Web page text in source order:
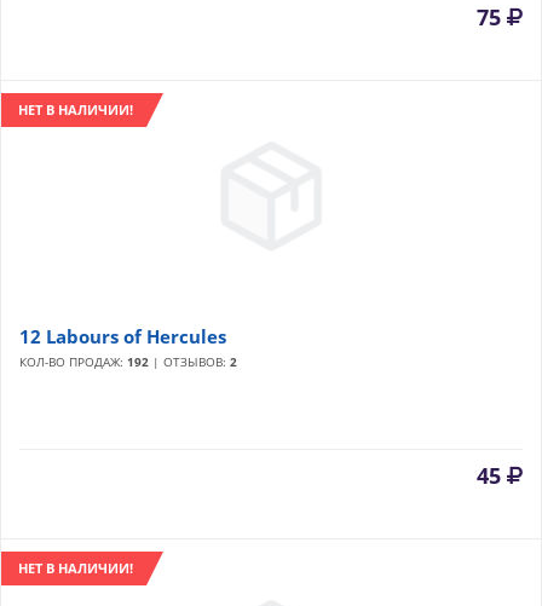
75
НЕТ В НАЛИЧИИ!
12 Labours of Hercules
КОЛ-ВО ПРОДАЖ: 192 | ОТЗЫВОВ: 2
45
НЕТ В НАЛИЧИИ!